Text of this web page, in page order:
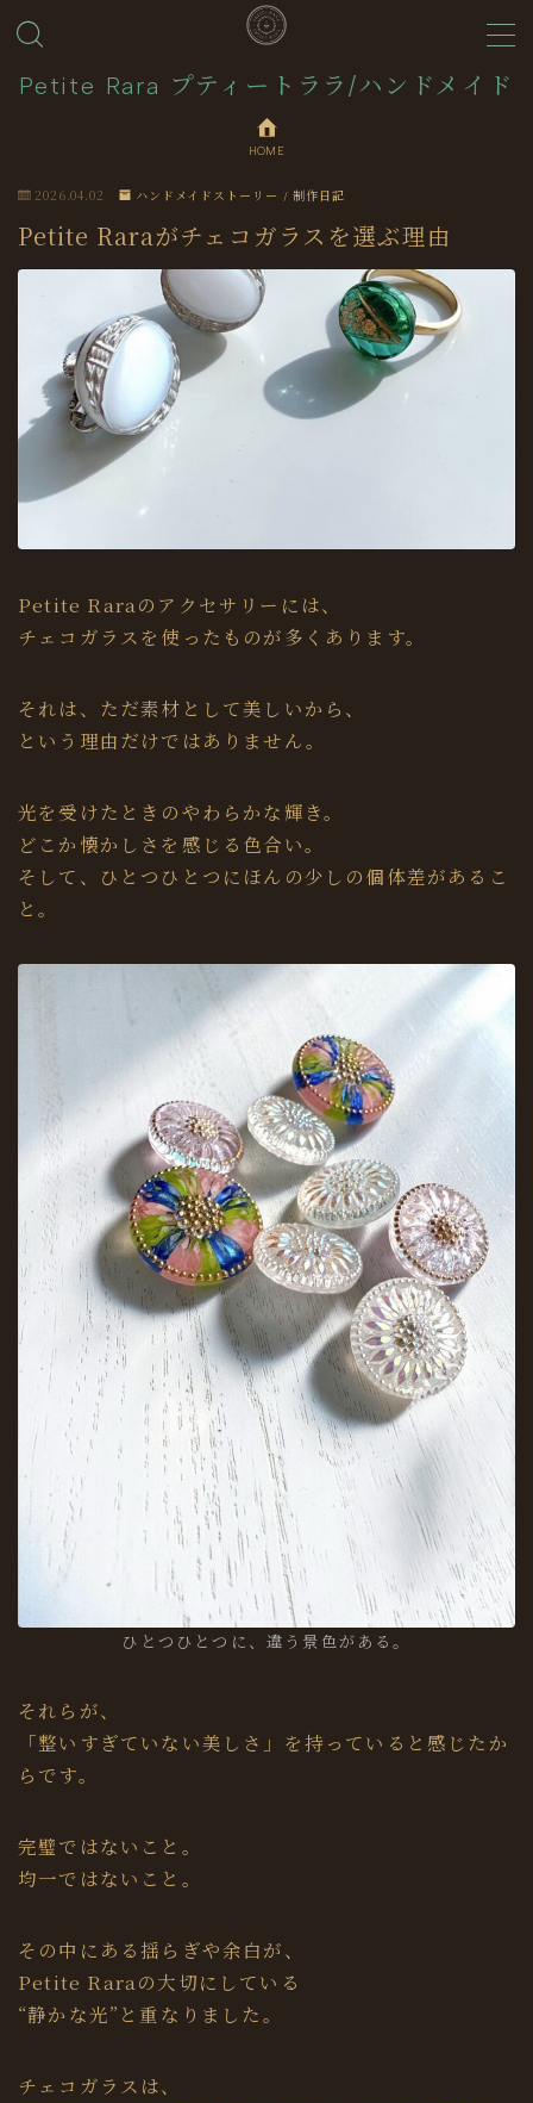
Petite Rara プティートララ/ハンドメイド
MENU
Journal
Contact
Collection
HOME
2026.04.02 ハンドメイドストーリー / 制作日記
Petite Raraがチェコガラスを選ぶ理由
Petite Raraのアクセサリーには、
チェコガラスを使ったものが多くあります。
それは、ただ素材として美しいから、
という理由だけではありません。
光を受けたときのやわらかな輝き。
どこか懐かしさを感じる色合い。
そして、ひとつひとつにほんの少しの個体差があるこ
と。
ひとつひとつに、違う景色がある。
それらが、
「整いすぎていない美しさ」を持っていると感じたか
らです。
完璧ではないこと。
均一ではないこと。
その中にある揺らぎや余白が、
Petite Raraの大切にしている
“静かな光”と重なりました。
チェコガラスは、